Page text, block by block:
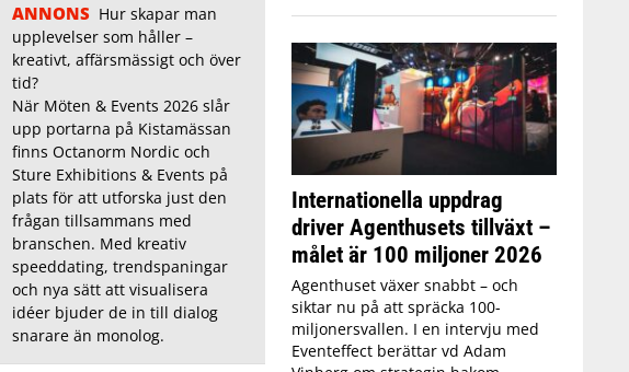
ANNONS Hur skapar man
upplevelser som håller –
kreativt, affärsmässigt och över
tid?
När Möten & Events 2026 slår
upp portarna på Kistamässan
finns Octanorm Nordic och
Sture Exhibitions & Events på
plats för att utforska just den
frågan tillsammans med
branschen. Med kreativ
speeddating, trendspaningar
och nya sätt att visualisera
idéer bjuder de in till dialog
snarare än monolog.
Internationella uppdrag
driver Agenthusets tillväxt –
målet är 100 miljoner 2026
Agenthuset växer snabbt – och
siktar nu på att spräcka 100-
miljonersvallen. I en intervju med
Eventeffect berättar vd Adam